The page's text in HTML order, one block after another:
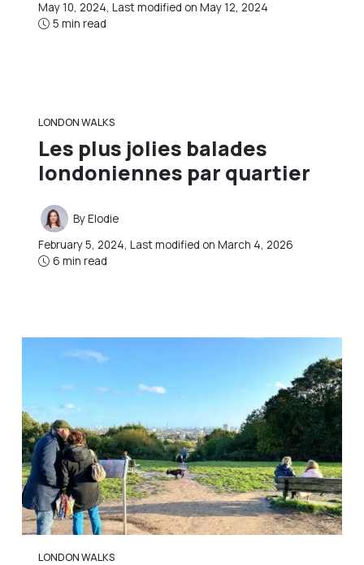
May 10, 2024, Last modified onMay 12, 2024
5 min read
LONDON WALKS
Les plus jolies balades
londoniennes par quartier
ByElodie
February 5, 2024 , Last modified onMarch 4, 2026
6 min read
LONDON WALKS